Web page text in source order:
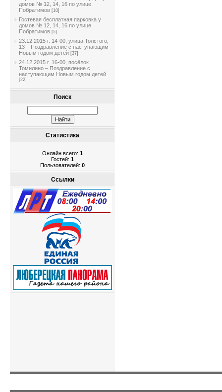
домов № 12, 14, 16 по улице
Побратимов [10]
Гостевая бесплатная парковка у
домов № 12, 14, 16 по улице
Побратимов [5]
23.12.2015 г. 14-00, улица Толстого,
13 – Поздравление с наступающим
Новым годом детей [37]
24.12.2015 г. 16-00, посёлок
Томилино – Поздравление с
наступающим Новым годом детей
[22]
Поиск
Статистика
Онлайн всего: 1
Гостей: 1
Пользователей: 0
Ссылки